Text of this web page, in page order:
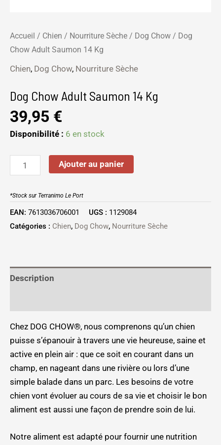
Accueil / Chien / Nourriture Sèche / Dog Chow / Dog
Chow Adult Saumon 14 Kg
Chien, Dog Chow, Nourriture Sèche
Dog Chow Adult Saumon 14 Kg
39,95 €
Disponibilité : 6 en stock
Ajouter au panier
*Stock sur Terranimo Le Port
EAN: 7613036706001 UGS : 1129084
Catégories : Chien, Dog Chow, Nourriture Sèche
Description
Chez DOG CHOW®, nous comprenons qu’un chien
puisse s’épanouir à travers une vie heureuse, saine et
active en plein air : que ce soit en courant dans un
champ, en nageant dans une rivière ou lors d’une
simple balade dans un parc. Les besoins de votre
chien vont évoluer au cours de sa vie et choisir le bon
aliment est aussi une façon de prendre soin de lui.
Notre aliment est adapté pour fournir une nutrition